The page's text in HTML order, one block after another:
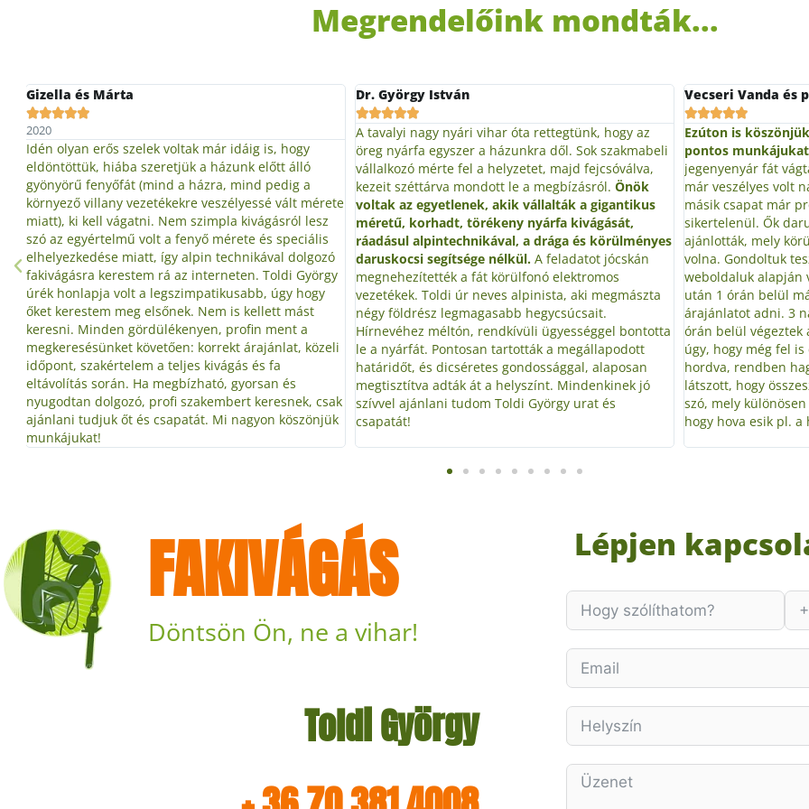
Megrendelőink mondták...
Dr. György István

A tavalyi nagy nyári vihar óta rettegtünk, hogy az
öreg nyárfa egyszer a házunkra dől. Sok szakmabeli
vállalkozó mérte fel a helyzetet, majd fejcsóválva,
kezeit széttárva mondott le a megbízásról.Önök
voltak az egyetlenek, akik vállalták a gigantikus
méretű, korhadt, törékeny nyárfa kivágását,
ráadásul alpintechnikával, a drága és körülményes
daruskocsi segítsége nélkül.A feladatot jócskán
megnehezítették a fát körülfonó elektromos
vezetékek. Toldi úr neves alpinista, aki megmászta
négy földrész legmagasabb hegycsúcsait.
Hírnevéhez méltón, rendkívüli ügyességgel bontotta
le a nyárfát. Pontosan tartották a megállapodott
határidőt, és dicséretes gondossággal, alaposan
megtisztítva adták át a helyszínt. Mindenkinek jó
szívvel ajánlani tudom Toldi György urat és
csapatát!
Vecseri Vanda és párja

Ezúton is köszönjük igazán profi, gyors, korrekt és
pontos munkájukat!Pár hete egy 15-20 m magas
jegenyenyár fát vágtak ki a kertünk végéből, mely
már veszélyes volt nagy szél esetén. Tavaly egy
másik csapat már próbálta kivágni, sajnos
sikertelenül. Ők daruskocsi igénybevételét
ajánlották, mely körülményesebb és drágább is lett
volna. Gondoltuk teszünk még egy próbát és a
weboldaluk alapján választottuk Önöket. A hívás
után 1 órán belül már ki is jött megtekinteni a fát és
árajánlatot adni. 3 nap múlva pedig csupán pár
órán belül végeztek a kivágással alpin technikával,
úgy, hogy még fel is darabolták a fát és egy helyre
hordva, rendben hagyták itt a kertet! A munka alatt
látszott, hogy összeszokott, tapasztalt csapatról van
szó, mely különösen fontos, ha pár centi is számít,
hogy hova esik pl. a hatalmas súlyú fatörzs...
Vadkerti Tímea és

Volt az
ami túlnőtte az
napon attól
Egy ilyen veszélyes
óvatosságot és
tényező volt még a
kevés hely, a ház a
közelsége. Tehát
szükségünk.
személyében,
információt kaptuk,
de még így is
látványos
gyökérzetét is
Bárkinek jó szívvel
FAKIVÁGÁS
Döntsön Ön, ne a vihar!
Toldi György
Lépjen